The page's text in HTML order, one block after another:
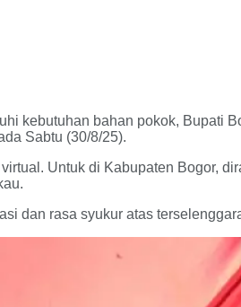
kebutuhan bahan pokok,
Sabtu (30/8/25).
Untuk di Kabupaten Bogor,
dan rasa syukur atas